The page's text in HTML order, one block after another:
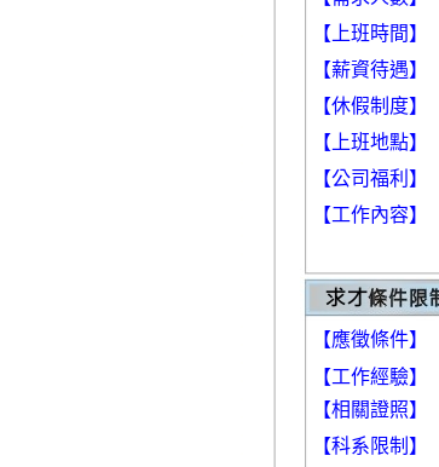
【上班時間】
【薪資待遇】
【休假制度】
【上班地點】
【公司福利】
【工作內容】
【應徵條件】
【工作經驗】
【相關證照】
【科系限制】